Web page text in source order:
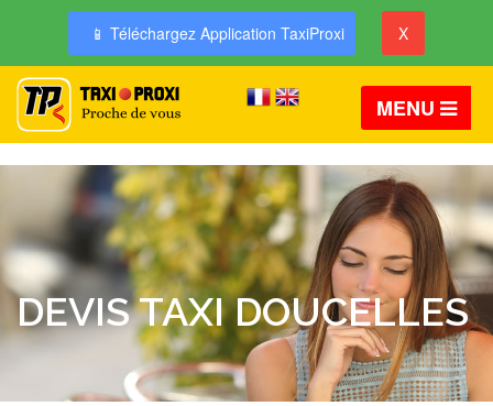
📱 Téléchargez Application TaxiProxi X
MENU
DEVIS TAXI DOUCELLES